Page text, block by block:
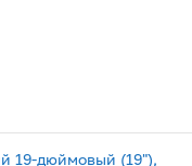
19-дюймовый (19"),